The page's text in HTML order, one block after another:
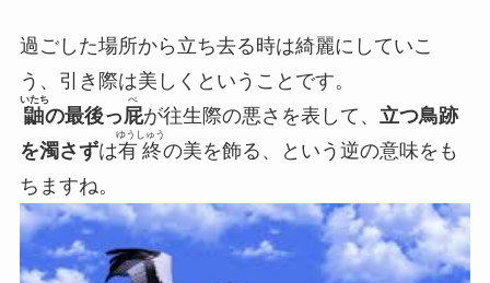
過ごした場所から立ち去る時は綺麗にしていこ
う、引き際は美しくということです。
鼬
いたち
の最後っ屁
ぺ
が往生際の悪さ を表して、 立つ鳥跡
を濁さずは有終
ゆうしゅう
の美を飾る 、という逆の意味をも
ちますね。